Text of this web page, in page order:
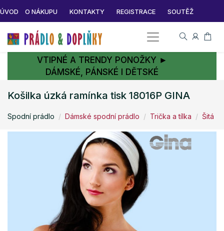
ÚVOD O NÁKUPU KONTAKTY REGISTRACE SOUTĚŽ
VTIPNÉ A TRENDY PONOŽKY ►
DÁMSKÉ, PÁNSKÉ I DĚTSKÉ
Košilka úzká ramínka tisk 18016P GINA
Spodní prádlo Dámské spodní prádlo Trička a tílka Šitá